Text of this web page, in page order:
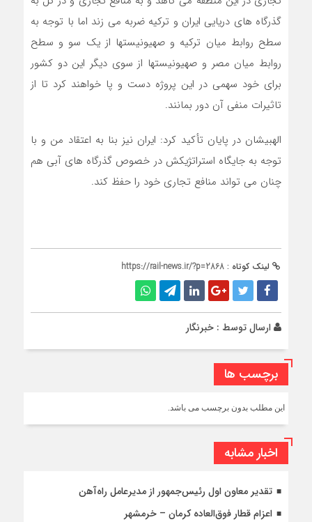
گذرگاه های دریایی ایران و ترکیه ضربه می زند اما با توجه به
سطح روابط میان ترکیه و صهیونیستها از یک سو و سطح
روابط میان مصر و صهیونیستها از سوی دیگر این دو کشور
برای خود سهمی در این پروژه دست و پا خواهند کرد تا از
تاثیرات منفی آن دور بمانند.
الهبیشان در پایان تأکید کرد: ایران نیز بنا به اعتقاد من و با
توجه به جایگاه استراتژیکش در خصوص گذرگاه های آبی هم
چنان می تواند منافع تجاری خود را حفظ کند.
لینک کوتاه : https://rail-news.ir/?p=2868
ارسال توسط : خبرنگار
برچسب ها
این مطلب بدون برچسب می باشد.
اخبار مشابه
تقدیر معاون اول رئیس‌جمهور از مدیرعامل راه‌آهن
اعزام قطار فوق‌العاده کرمان – خرمشهر